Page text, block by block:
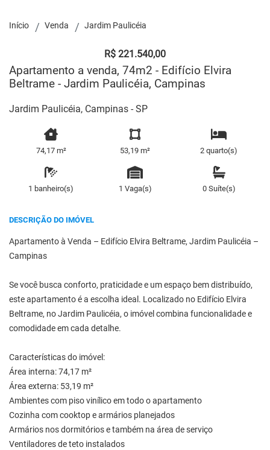
Início Venda Jardim Paulicéia
R$ 221.540,00
Apartamento a venda, 74m2 - Edifício Elvira
Beltrame - Jardim Paulicéia, Campinas
Jardim Paulicéia, Campinas - SP
74,17 m² 53,19 m² 2 quarto(s)
1 banheiro(s) 1 Vaga(s) 0 Suíte(s)
DESCRIÇÃO DO IMÓVEL
Apartamento à Venda – Edifício Elvira Beltrame, Jardim Paulicéia –
Campinas
Se você busca conforto, praticidade e um espaço bem distribuído,
este apartamento é a escolha ideal. Localizado no Edifício Elvira
Beltrame, no Jardim Paulicéia, o imóvel combina funcionalidade e
comodidade em cada detalhe.
Características do imóvel:
Área interna: 74,17 m²
Área externa: 53,19 m²
Ambientes com piso vinílico em todo o apartamento
Cozinha com cooktop e armários planejados
Armários nos dormitórios e também na área de serviço
Ventiladores de teto instalados